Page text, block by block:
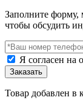
Заполните форму,
чтобы обсудить
Я согласен на
Товар добавлен в